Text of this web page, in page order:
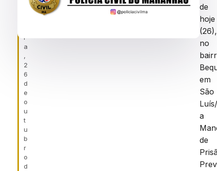
r
a
,
2
6
d
e
o
u
t
u
b
r
o
d
SÃO
LUÍS
de
hoje
(26),
no
em
São
a
de